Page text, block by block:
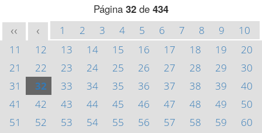
Página 32 de 434
<< < 1 2 3 4 5 6 7 8 9
10
11
12 13 14 15 16 17 18 19
20
21
22 23 24 25 26 27 28 29
30
31
32 33 34 35 36 37 38 39
40
41
42 43 44 45 46 47 48 49
50
51
52 53 54 55 56 57 58 59
60